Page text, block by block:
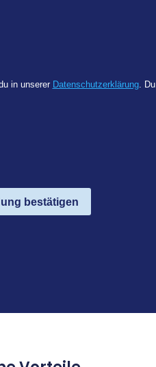
in unserer Datenschutzerklärung.
bestätigen